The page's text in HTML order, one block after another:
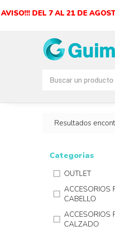
AVISO!!! DEL 7 AL 21 DE
Resultados
Categorias
OUTLET
ACCESORIOS
CABELLO
ACCESORIOS
CALZADO